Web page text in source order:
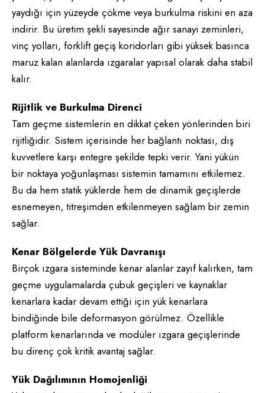
yaydığı için yüzeyde çökme veya burkulma riskini en aza
indirir. Bu üretim şekli sayesinde ağır sanayi zeminleri,
vinç yolları, forklift geçiş koridorları gibi yüksek basınca
maruz kalan alanlarda ızgaralar yapısal olarak daha stabil
kalır.
Rijitlik ve Burkulma Direnci
Tam geçme sistemlerin en dikkat çeken yönlerinden biri
rijitliğidir. Sistem içerisinde her bağlantı noktası, dış
kuvvetlere karşı entegre şekilde tepki verir. Yani yükün
bir noktaya yoğunlaşması sistemin tamamını etkilemez.
Bu da hem statik yüklerde hem de dinamik geçişlerde
esnemeyen, titreşimden etkilenmeyen sağlam bir zemin
sağlar.
Kenar Bölgelerde Yük Davranışı
Birçok ızgara sisteminde kenar alanlar zayıf kalırken, tam
geçme uygulamalarda çubuk geçişleri ve kaynaklar
kenarlara kadar devam ettiği için yük kenarlara
bindiğinde bile deformasyon görülmez. Özellikle
platform kenarlarında ve modüler ızgara geçişlerinde
bu direnç çok kritik avantaj sağlar.
Yük Dağılımının Homojenliği